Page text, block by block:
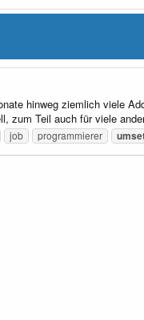
hinweg ziemlich viele
zum Teil auch für viele
job programmierer